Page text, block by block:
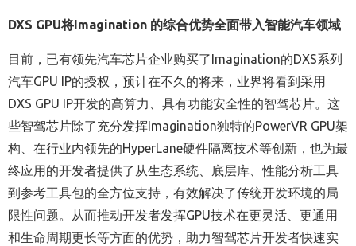
DXS GPU将Imagination 的综合优势全面带入智能汽车领域
目前，已有领先汽车芯片企业购买了Imagination的DXS系列
汽车GPU IP的授权，预计在不久的将来，业界将看到采用
DXS GPU IP开发的高算力、具有功能安全性的智驾芯片。这
些智驾芯片除了充分发挥Imagination独特的PowerVR GPU架
构、在行业内领先的HyperLane硬件隔离技术等创新，也为最
终应用的开发者提供了从生态系统、底层库、性能分析工具
到参考工具包的全方位支持，有效解决了传统开发环境的局
限性问题。从而推动开发者发挥GPU技术在更灵活、更通用
和生命周期更长等方面的优势，助力智驾芯片开发者快速实